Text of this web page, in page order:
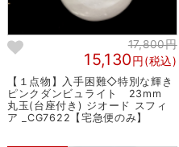
17,800円
15,130円(税込)
【１点物】入手困難◇特別な輝き
ピンクダンビュライト 23mm
丸玉(台座付き) ジオード スフィ
ア _CG7622【宅急便のみ】